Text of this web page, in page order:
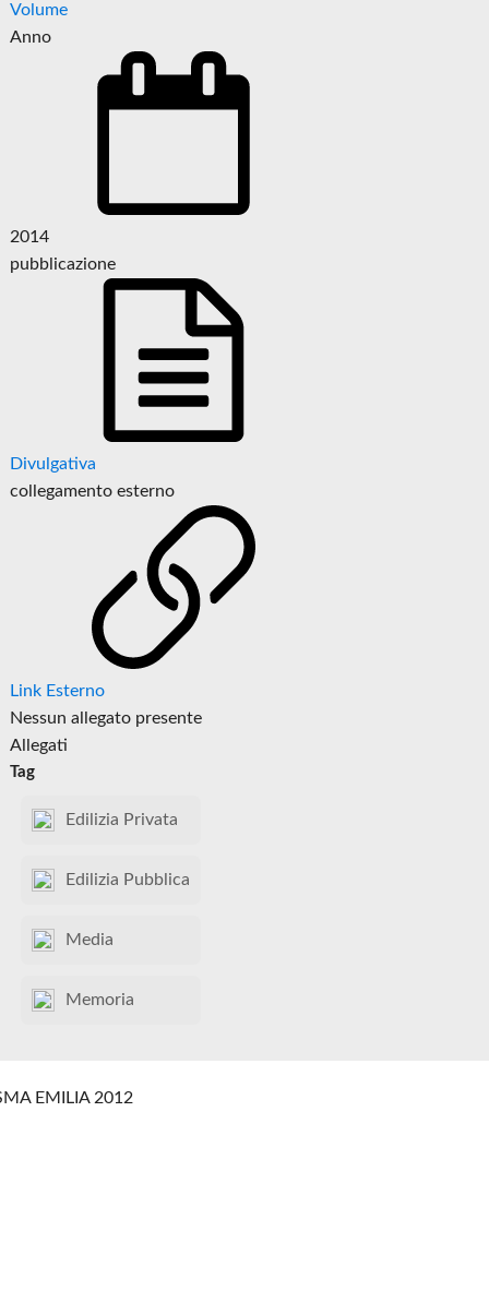
Volume
Anno
2014
pubblicazione
Divulgativa
collegamento esterno
Link Esterno
Nessun allegato presente
Allegati
Tag
Edilizia Privata
Edilizia Pubblica
Media
Memoria
EMILIA 2012